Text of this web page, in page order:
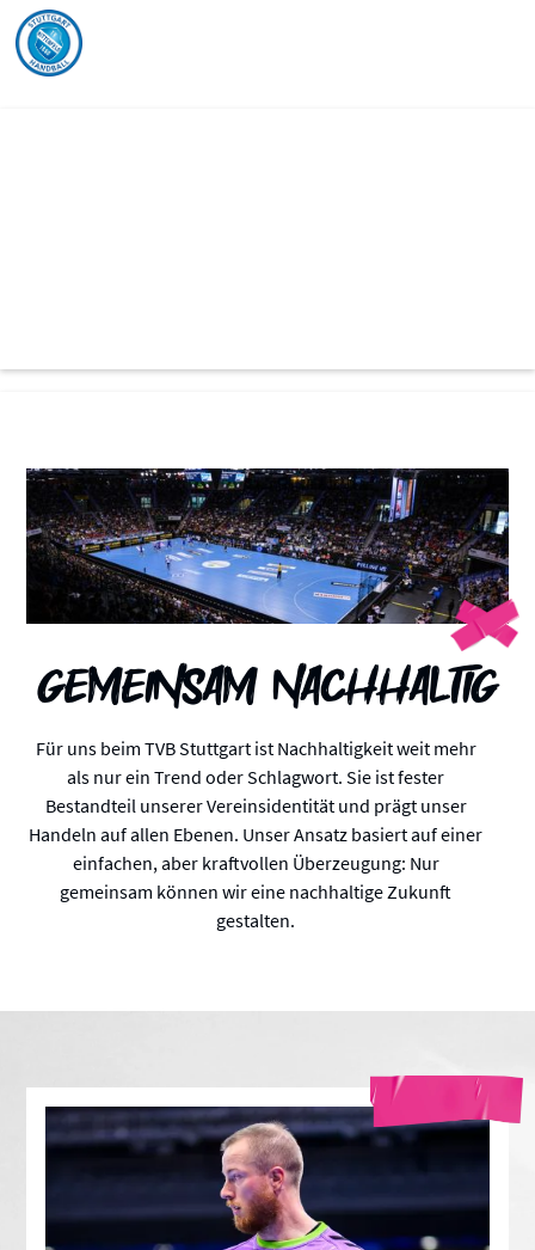
Gemeinsam nachhaltig
Für uns beim TVB Stuttgart ist Nachhaltigkeit weit mehr
als nur ein Trend oder Schlagwort. Sie ist fester
Bestandteil unserer Vereinsidentität und prägt unser
Handeln auf allen Ebenen. Unser Ansatz basiert auf einer
einfachen, aber kraftvollen Überzeugung: Nur
gemeinsam können wir eine nachhaltige Zukunft
gestalten.